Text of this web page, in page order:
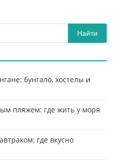
Найти
бунгало, хостелы и
пляжем: где жить у моря
где вкусно